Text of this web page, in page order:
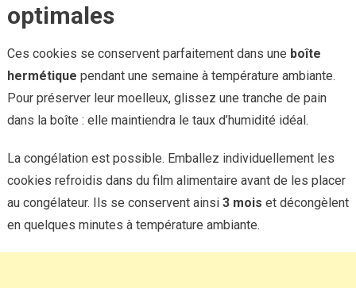
optimales
Ces cookies se conservent parfaitement dans une boîte
hermétique pendant une semaine à température ambiante.
Pour préserver leur moelleux, glissez une tranche de pain
dans la boîte : elle maintiendra le taux d’humidité idéal.
La congélation est possible. Emballez individuellement les
cookies refroidis dans du film alimentaire avant de les placer
au congélateur. Ils se conservent ainsi 3 mois et décongèlent
en quelques minutes à température ambiante.